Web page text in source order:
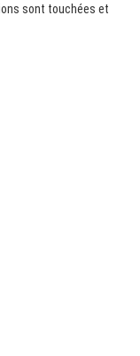
sont touchées et